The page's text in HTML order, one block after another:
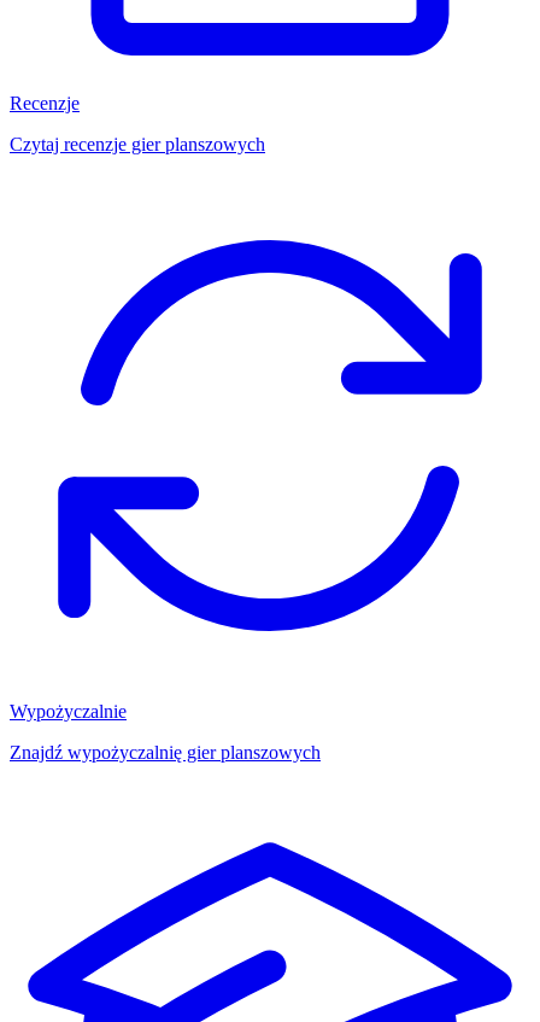
Recenzje
Czytaj recenzje gier planszowych
Wypożyczalnie
Znajdź wypożyczalnię gier planszowych